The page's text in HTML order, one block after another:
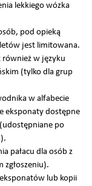
lekkiego wózka
pod opieką
jest limitowana.
w języku
(tylko dla grup
w alfabecie
eksponaty dostępne
po
pałacu dla osób z
zgłoszeniu).
lub kopii